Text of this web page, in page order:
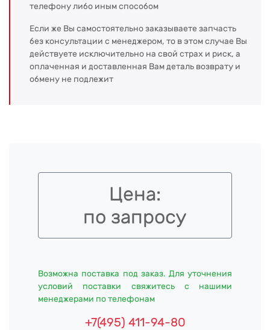
телефону либо иным способом
Если же Вы самостоятельно заказываете запчасть
без консультации с менеджером, то в этом случае Вы
действуете исключительно на свой страх и риск, а
оплаченная и доставленная Вам деталь возврату и
обмену не подлежит
Цена:
по запросу
Возможна поставка под заказ. Для уточнения
условий поставки свяжитесь с нашими
менеджерами по телефонам
+7(495) 411-94-80